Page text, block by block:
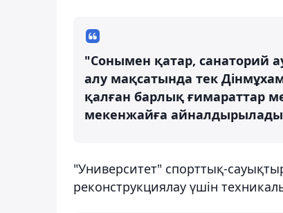
"Сонымен қатар, санаторий
алу мақсатында тек
қалған барлық ғимараттар
мекенжайға
"Университет" спорттық-
реконструкциялау үшін